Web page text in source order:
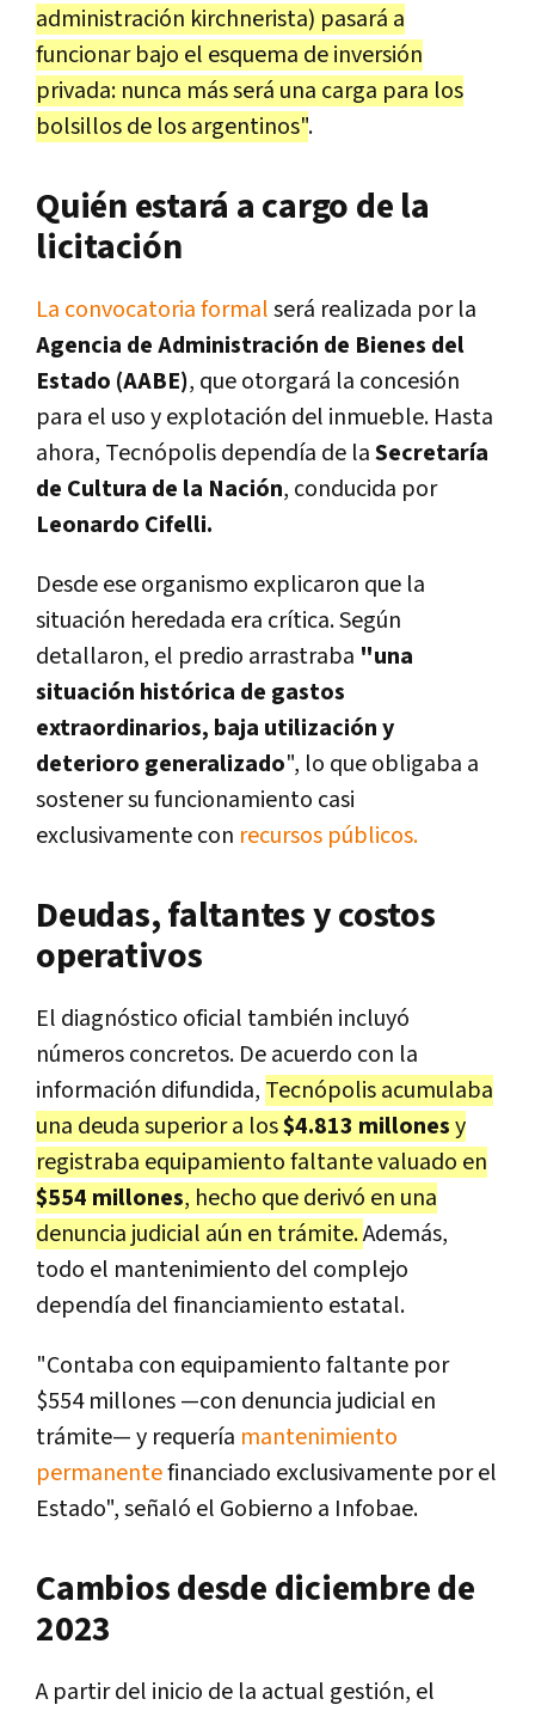
administración kirchnerista) pasará a
funcionar bajo el esquema de inversión
privada: nunca más será una carga para los
bolsillos de los argentinos".
Quién estará a cargo de la
licitación
La convocatoria formalserá realizada por la
Agencia de Administración de Bienes del
Estado (AABE), que otorgará la concesión
para el uso y explotación del inmueble. Hasta
ahora, Tecnópolis dependía de laSecretaría
de Cultura de la Nación, conducida por
Leonardo Cifelli.
Desde ese organismo explicaron que la
situación heredada era crítica. Según
detallaron, el predio arrastraba "una
situación histórica de gastos
extraordinarios, baja utilización y
deterioro generalizado", lo que obligaba a
sostener su funcionamiento casi
exclusivamente con recursos públicos.
Deudas, faltantes y costos
operativos
El diagnóstico oficial también incluyó
números concretos. De acuerdo con la
información difundida, Tecnópolis acumulaba
una deuda superior a los$4.813 millonesy
registraba equipamiento faltante valuado en
$554 millones, hecho que derivó en una
denuncia judicial aún en trámite.Además,
todo el mantenimiento del complejo
dependía del financiamiento estatal.
"Contaba con equipamiento faltante por
$554 millones —con denuncia judicial en
trámite— y requería mantenimiento
permanentefinanciado exclusivamente por el
Estado", señaló el Gobierno a Infobae.
Cambios desde diciembre de
2023
A partir del inicio de la actual gestión, el